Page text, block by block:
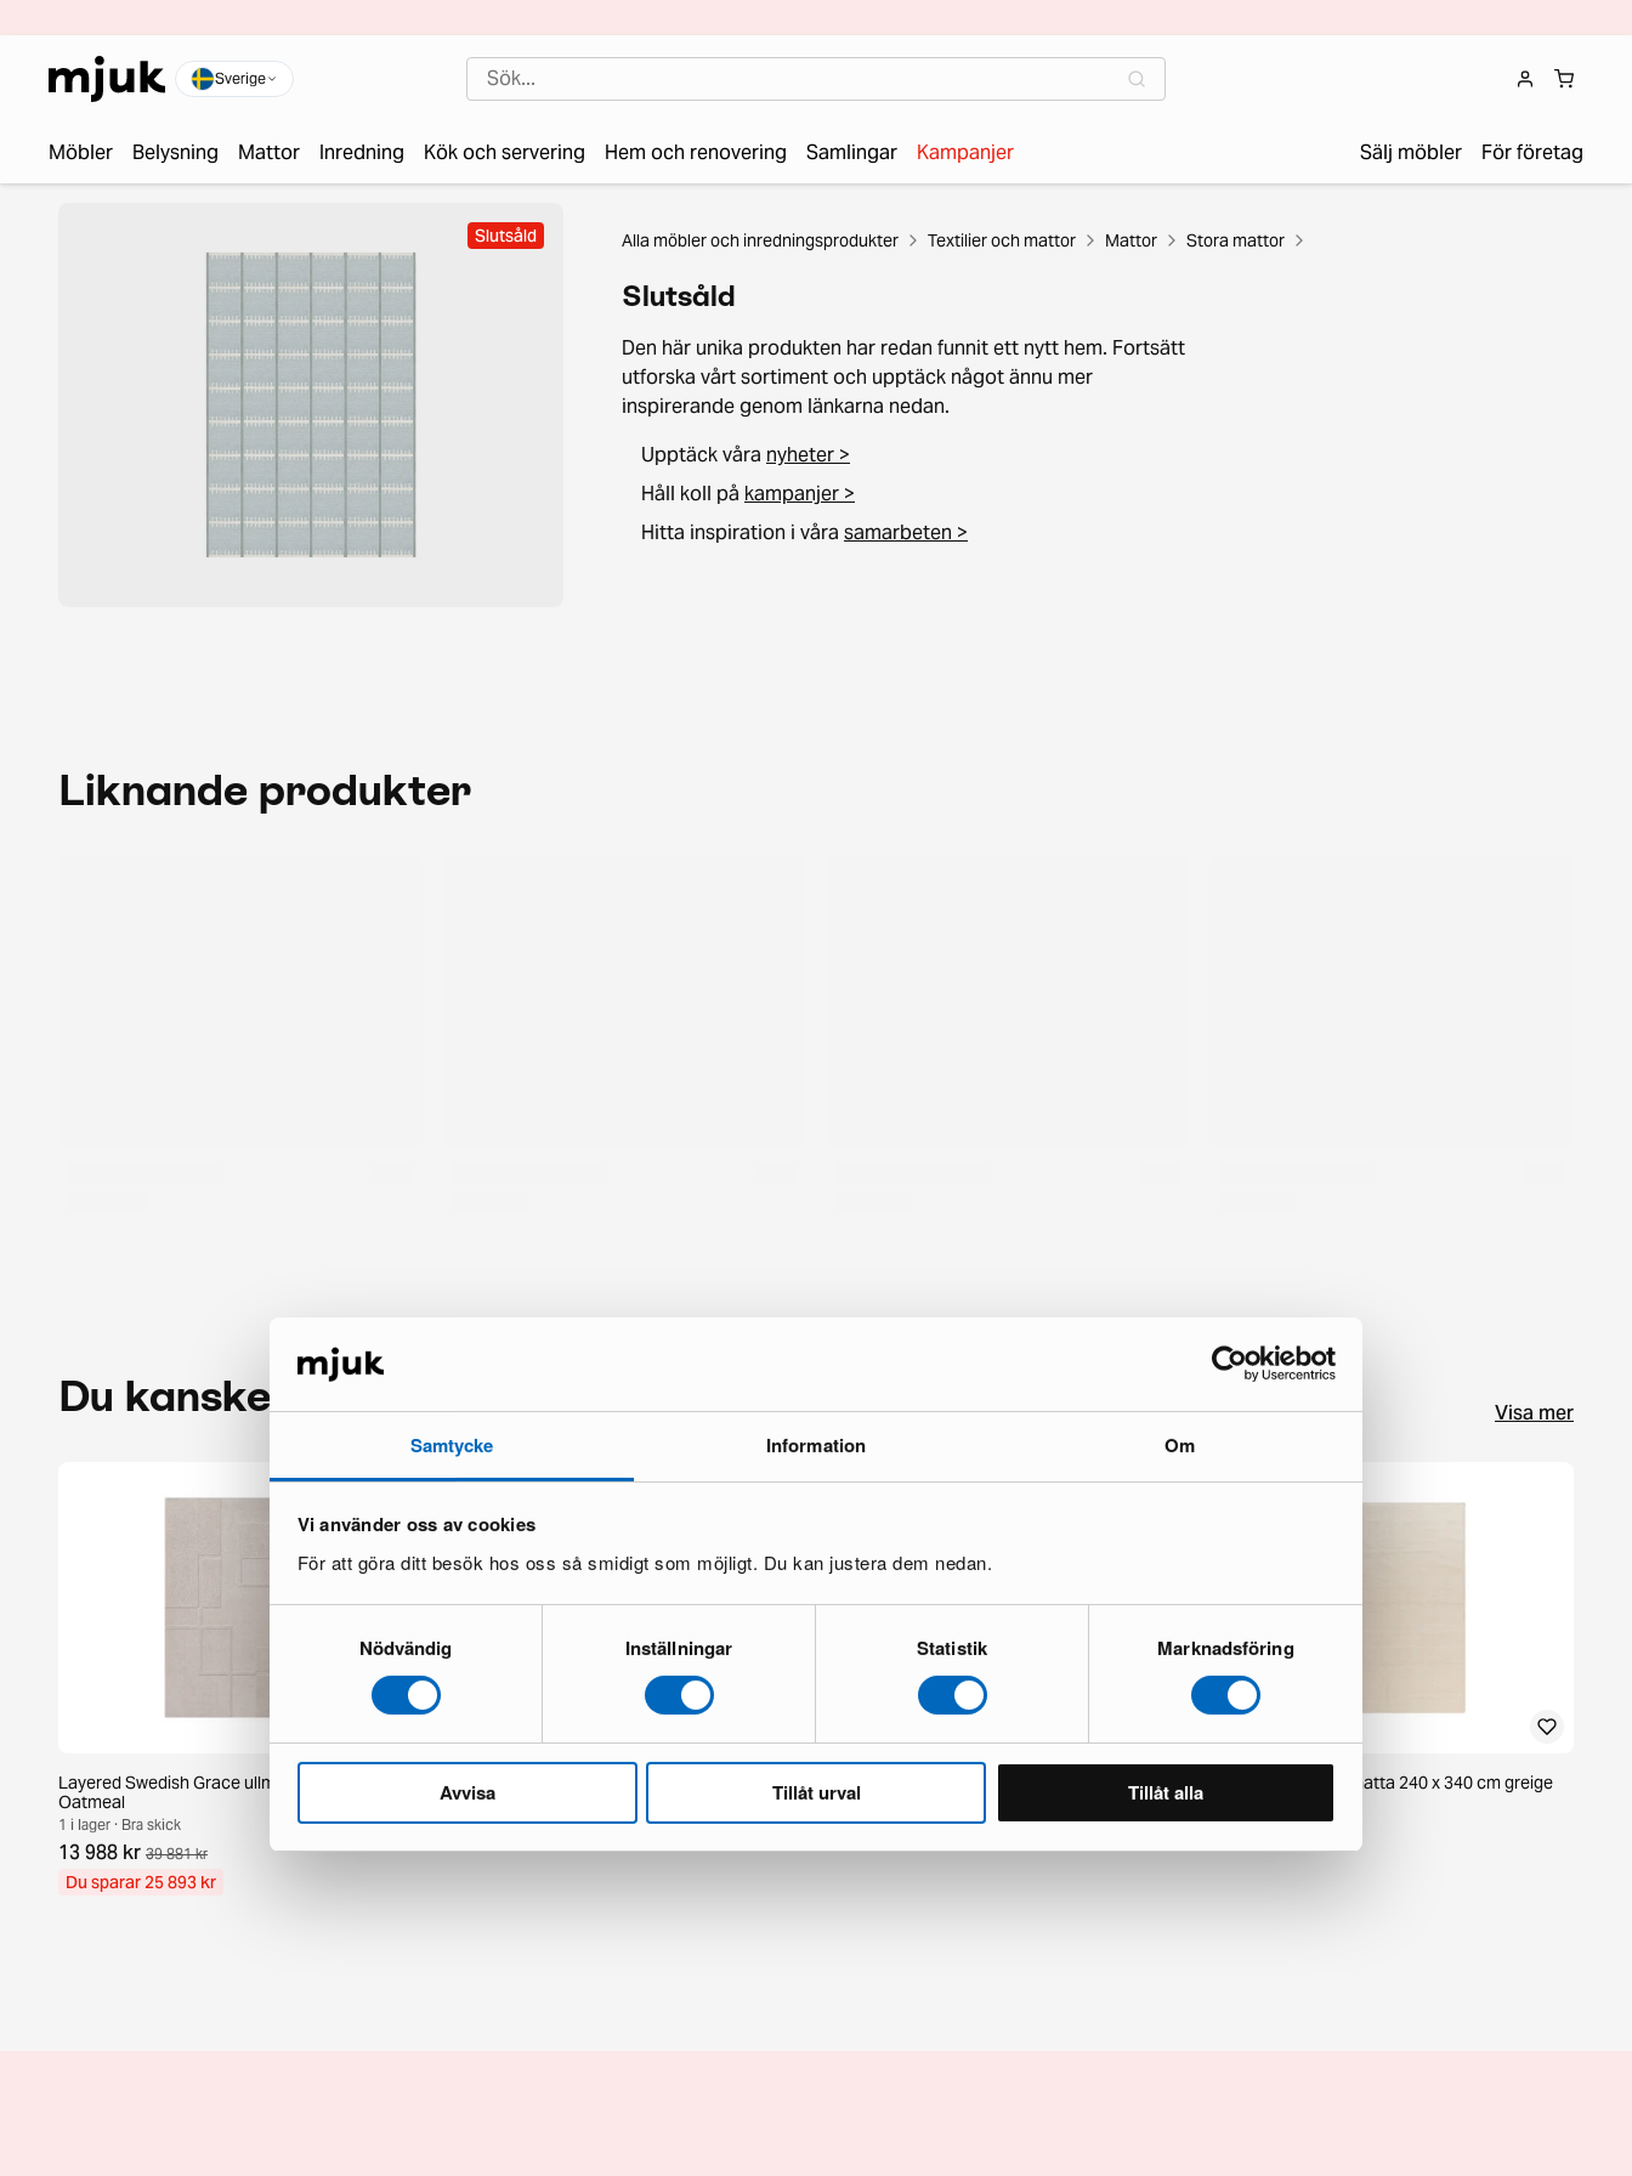
Samtycke Information Om
Vi använder oss av cookies
För att göra ditt besök hos oss så smidigt som möjligt. Du kan justera dem nedan.
Nödvändig Inställningar Statistik Marknadsföring
Avvisa Tillåt urval Tillåt alla
Sverige
Möbler Belysning Mattor Inredning Kök och servering Hem och renovering Samlingar Kampanjer Sälj möbler För företag
Slutsåld Alla möbler och inredningsprodukter Textilier och mattor Mattor Stora mattor
Slutsåld
Den här unika produkten har redan funnit ett nytt hem. Fortsätt
utforska vårt sortiment och upptäck något ännu mer
inspirerande genom länkarna nedan.
Upptäck våra nyheter >
Håll koll på kampanjer >
Hitta inspiration i våra samarbeten >
Liknande produkter
Du kanske också gillar Visa mer
Layered Swedish Grace ullmatta 300 x 400 cm
Oatmeal
1 i lager · Bra skick
13 988 kr 39 881 kr
Du sparar 25 893 kr
KM Home Hawaii Circle matta ø 240 cm gul
1 i lager · Nyskick
884 kr
KM Home Relax matta 240 x 300 cm vit
1 i lager · Nyskick
1 140 kr
KM Home Molly ullmatta 240 x 340 cm greige